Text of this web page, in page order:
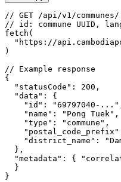
// GET /api/v1/
// id: commune UUID,
fetch (
"https://
)
// Example response
{
"statusCode" : 200 ,
"data" : {
"id" : "69797040-..."
"name" : "Pong Tuek" ,
"type" : "commune" ,
"postal_code_prefix"
"district_name" :
},
"metadata" : {
}
}